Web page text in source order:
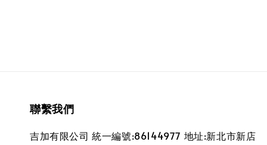
聯繫我們
吉加有限公司 統一編號:86144977 地址:新北市新店